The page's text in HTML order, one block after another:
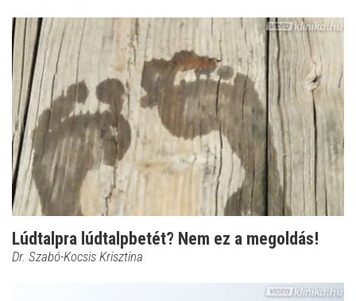
Lúdtalpra lúdtalpbetét? Nem ez a megoldás!
Dr. Szabó-Kocsis Krisztina